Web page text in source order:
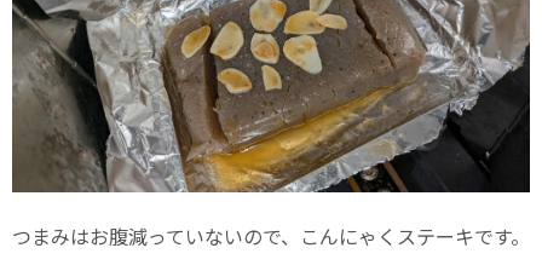
つまみはお腹減っていないので、こんにゃくステーキです。